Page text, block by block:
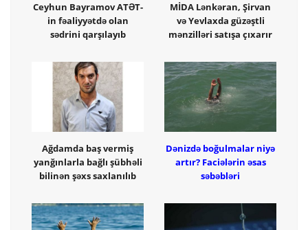
Ceyhun Bayramov ATƏT-
in fəaliyyətdə olan
sədrini qarşılayıb
MİDA Lənkəran, Şirvan
və Yevlaxda güzəştli
mənzilləri satışa çıxarır
Ağdamda baş vermiş
yanğınlarla bağlı şübhəli
bilinən şəxs saxlanılıb
Dənizdə boğulmalar niyə
artır? Faciələrin əsas
səbəbləri